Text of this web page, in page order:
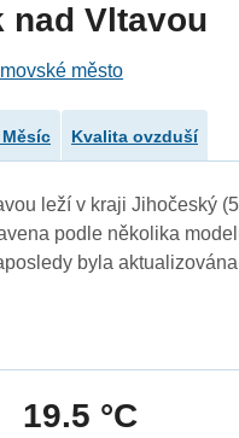
nad Vltavou
město
Kvalita ovzduší
leží v kraji Jihočeský
podle několika
byla
19.5 °C